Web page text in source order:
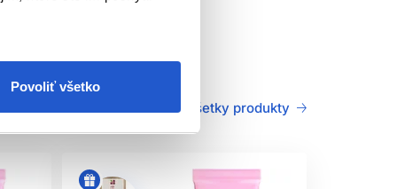
Povoliť všetko
Všetky produkty